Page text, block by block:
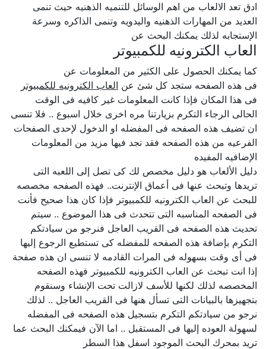
ادق تعد الالعاب من اهم الوسائل للتنميه الذهنيه حيث تنمى
العديد من المهارات الذهنيه واليدويه وتنمى الذاكره وسرعة
الإستجابه لذلك يمكنك البحث عن
العاب الكترونيه للكمبيوتر
كما يمكنك الحصول على الكثير من المعلومات عن
فى هذه الصفحه ستجد كل شئ عنالعاب الكترونيه للكمبيوتر
فى هذا المكان فإذا كانت المعلومات غير كافيه فى الوقت
الحالى الرجاء التكرم بزيارتنا مره اخرى خلال اسبوع .. فلا تنسى
ان تضيف هذه الصفحه فى المفضله او الدخول لإحدى الصفحات
الفرعيه من هذه الصفحه فقد تجد فيها مزيد من المعلومات
الإضافيه المفيده
دليل الألعاب هو دليل مخصص لك كى تصل إلى اللعبه التى
تريدها وتبحث عنها فى أعماق الإنترنت.. فهذه الصفحه مخصصه
للبحث عن العاب الكترونيه للكمبيوتر فإذا كان هذا صحيح فأنت
فى الصفحه المناسبه التى تتحدث فى هذا الموضوع .. سيتم
تحديث هذه الصفحه فى القريب العاجل فنرجو من سيادتكم
التكرم بإضافة هذه الصفحه للمفضله كى تستطيع الرجوع إليها
فى أى وقت بسهوله فى المرات القادمه لا تنسى ان هذه صفحة
إذا انت تبحث عن العاب الكترونيه للكمبيوتر فهذه الصفحه
المخصصه لذلك لكنها للأسف لازالت تحت الإنشاء وسنقوم
بتجهيزها بالبيانات التى تسأل هنها فى القريب العاجل .. لذلك
نرجو من سيادتكم التكرم بتسجيل هذه الصفحه فى المفضله
لسهولة العوده إليها فى المستقبل .. اما الآن فيمكنك البحث عما
تريد بمحرك البحث الموجود اسفل هذا السطر